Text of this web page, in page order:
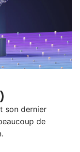
son dernier
de